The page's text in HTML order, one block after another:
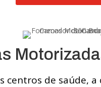
centros de saúde,